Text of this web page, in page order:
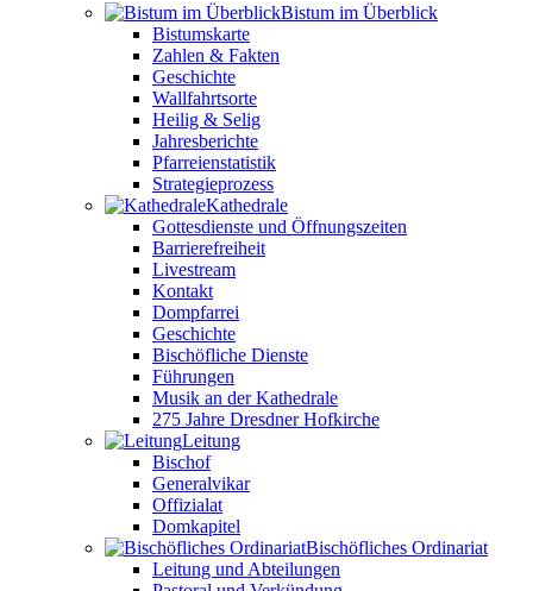
Bistum im Überblick
Bistumskarte
Zahlen & Fakten
Geschichte
Wallfahrtsorte
Heilig & Selig
Jahresberichte
Pfarreienstatistik
Strategieprozess
Kathedrale
Gottesdienste und Öffnungszeiten
Barrierefreiheit
Livestream
Kontakt
Dompfarrei
Geschichte
Bischöfliche Dienste
Führungen
Musik an der Kathedrale
275 Jahre Dresdner Hofkirche
Leitung
Bischof
Generalvikar
Offizialat
Domkapitel
Bischöfliches Ordinariat
Leitung und Abteilungen